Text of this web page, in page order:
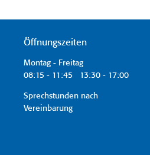
Öffnungszeiten
Montag - Freitag
08:15 - 11:45 13:30 - 17:00
Sprechstunden nach
Vereinbarung